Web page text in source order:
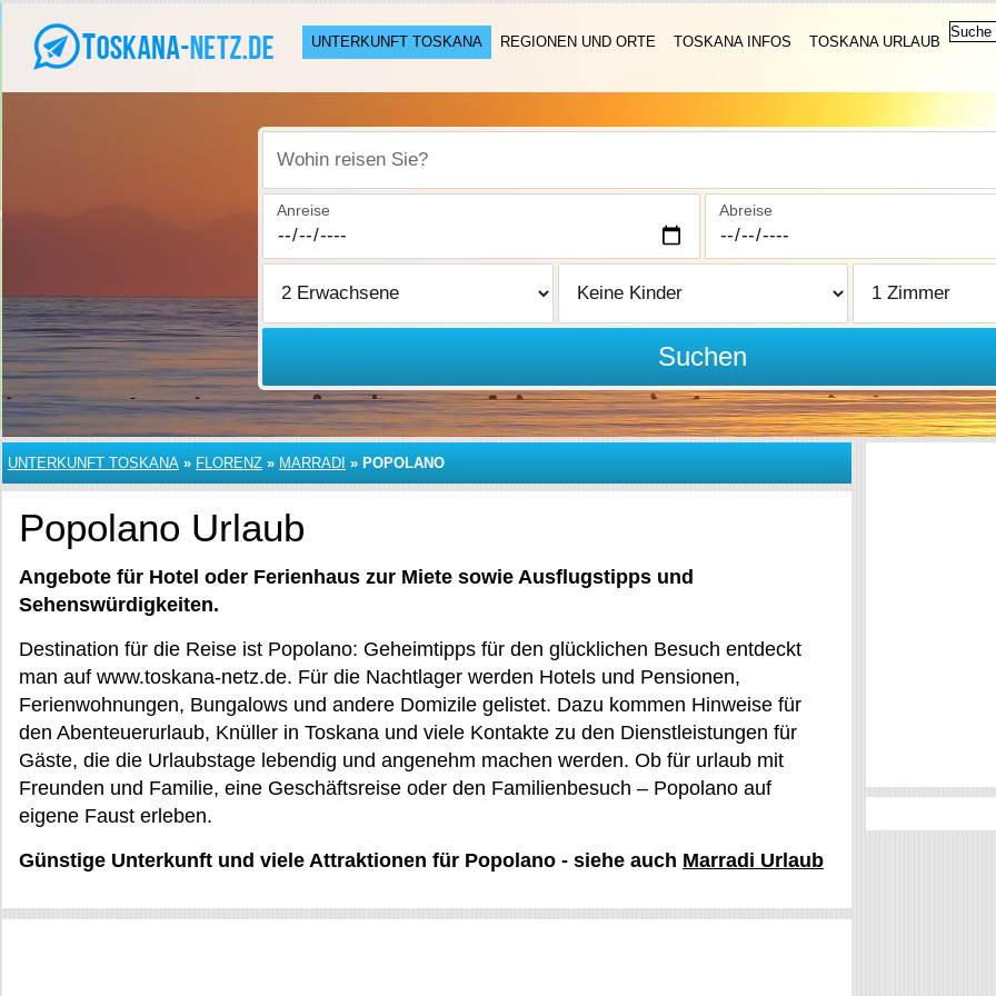
UNTERKUNFT TOSKANA REGIONEN UND ORTE TOSKANA INFOS TOSKANA URLAUB
Wohin reisen Sie?
Anreise Abreise
Suchen
UNTERKUNFT TOSKANA » FLORENZ » MARRADI » POPOLANO
Popolano Urlaub
Angebote für Hotel oder Ferienhaus zur Miete sowie Ausflugstipps und
Sehenswürdigkeiten.
Destination für die Reise ist Popolano: Geheimtipps für den glücklichen Besuch entdeckt
man auf www.toskana-netz.de. Für die Nachtlager werden Hotels und Pensionen,
Ferienwohnungen, Bungalows und andere Domizile gelistet. Dazu kommen Hinweise für
den Abenteuerurlaub, Knüller in Toskana und viele Kontakte zu den Dienstleistungen für
Gäste, die die Urlaubstage lebendig und angenehm machen werden. Ob für urlaub mit
Freunden und Familie, eine Geschäftsreise oder den Familienbesuch – Popolano auf
eigene Faust erleben.
Günstige Unterkunft und viele Attraktionen für Popolano - siehe auch Marradi Urlaub